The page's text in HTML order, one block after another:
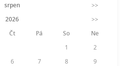
srpen
>>
2026
>>
Čt Pá So
Ne
1
2
6 7 8
9